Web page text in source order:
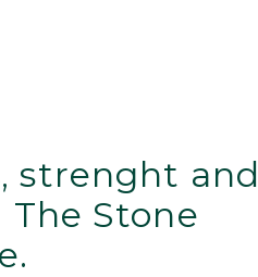
strenght and
Stone